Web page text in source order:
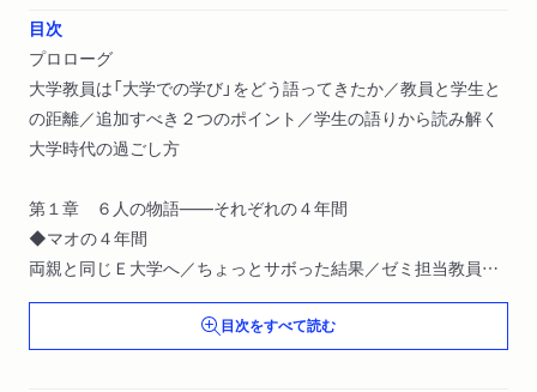
目次
プロローグ
大学教員は「大学での学び」をどう語ってきたか／教員と学生と
の距離／追加すべき２つのポイント／学生の語りから読み解く
大学時代の過ごし方
第１章 ６人の物語――それぞれの４年間
◆マオの４年間
両親と同じＥ大学へ／ちょっとサボった結果／ゼミ担当教員の
ことはほとんど知らない／ガクチカは軽音サークル／受験勉強
だけだと思われたくない
◆ヤスシの４年間
目次をすべて読む